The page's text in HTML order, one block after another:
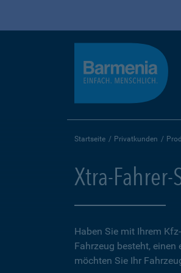
Startseite Privatkunden
Xtra-Fahrer-
Haben Sie mit Ihrem
Fahrzeug besteht,
möchten Sie Ihr